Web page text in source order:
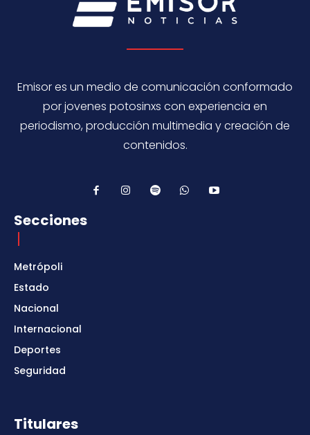
Emisor es un medio de comunicación conformado
por jovenes potosinxs con experiencia en
periodismo, producción multimedia y creación de
contenidos.
Secciones
Metrópoli
Estado
Nacional
Internacional
Deportes
Seguridad
Titulares